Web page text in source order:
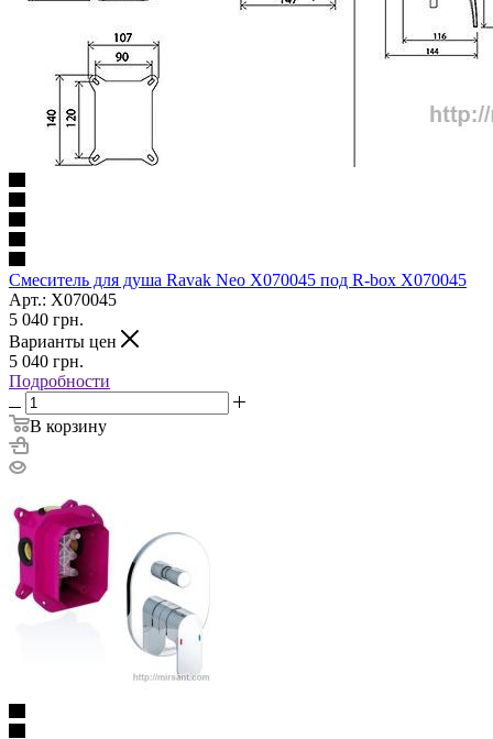
Смеситель для душа Ravak Neo X070045 под R-box X070045
Арт.: X070045
5 040 грн.
Варианты цен
5 040 грн.
Подробности
В корзину